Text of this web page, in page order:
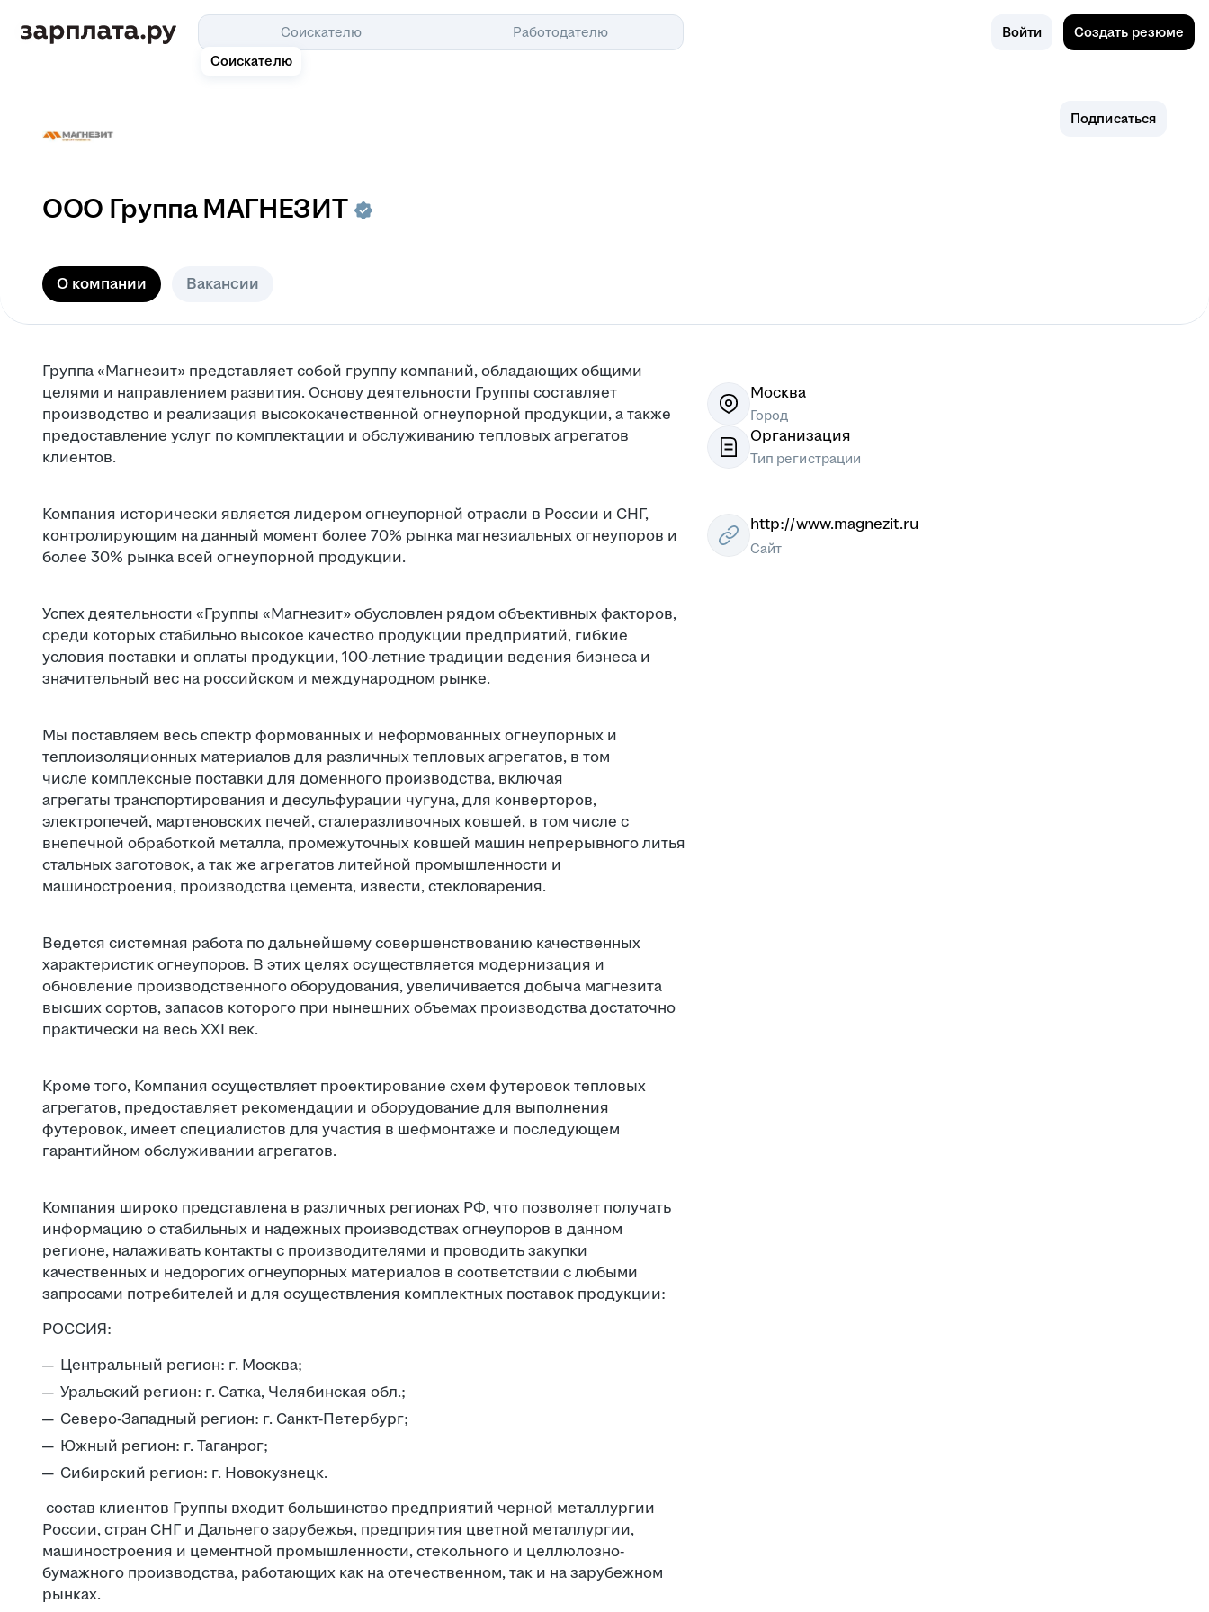
Соискателю
Соискателю
Работодателю Войти Создать резюме
Подписаться
ООО Группа МАГНЕЗИТ
О компании Вакансии
Группа «Магнезит» представляет собой группу компаний, обладающих общими
целями и направлением развития. Основу деятельности Группы составляет
производство и реализация высококачественной огнеупорной продукции, а также
предоставление услуг по комплектации и обслуживанию тепловых агрегатов
клиентов.
Компания исторически является лидером огнеупорной отрасли в России и СНГ,
контролирующим на данный момент более 70% рынка магнезиальных огнеупоров и
более 30% рынка всей огнеупорной продукции.
Успех деятельности «Группы «Магнезит» обусловлен рядом объективных факторов,
среди которых стабильно высокое качество продукции предприятий, гибкие
условия поставки и оплаты продукции, 100-летние традиции ведения бизнеса и
значительный вес на российском и международном рынке.
Мы поставляем весь спектр формованных и неформованных огнеупорных и
теплоизоляционных материалов для различных тепловых агрегатов, в том
числе комплексные поставки для доменного производства, включая
агрегаты транспортирования и десульфурации чугуна, для конверторов,
электропечей, мартеновских печей, сталеразливочных ковшей, в том числе с
внепечной обработкой металла, промежуточных ковшей машин непрерывного литья
стальных заготовок, а так же агрегатов литейной промышленности и
машиностроения, производства цемента, извести, стекловарения.
Ведется системная работа по дальнейшему совершенствованию качественных
характеристик огнеупоров. В этих целях осуществляется модернизация и
обновление производственного оборудования, увеличивается добыча магнезита
высших сортов, запасов которого при нынешних объемах производства достаточно
практически на весь XXI век.
Кроме того, Компания осуществляет проектирование схем футеровок тепловых
агрегатов, предоставляет рекомендации и оборудование для выполнения
футеровок, имеет специалистов для участия в шефмонтаже и последующем
гарантийном обслуживании агрегатов.
Компания широко представлена в различных регионах РФ, что позволяет получать
информацию о стабильных и надежных производствах огнеупоров в данном
регионе, налаживать контакты с производителями и проводить закупки
качественных и недорогих огнеупорных материалов в соответствии с любыми
запросами потребителей и для осуществления комплектных поставок продукции:
РОССИЯ:
Центральный регион: г. Москва;
Уральский регион: г. Сатка, Челябинская обл.;
Северо-Западный регион: г. Санкт-Петербург;
Южный регион: г. Таганрог;
Сибирский регион: г. Новокузнецк.
состав клиентов Группы входит большинство предприятий черной металлургии
России, стран СНГ и Дальнего зарубежья, предприятия цветной металлургии,
машиностроения и цементной промышленности, стекольного и целлюлозно-
бумажного производства, работающих как на отечественном, так и на зарубежном
рынках.
Москва
Город
Организация
Тип регистрации
http://www.magnezit.ru
Сайт